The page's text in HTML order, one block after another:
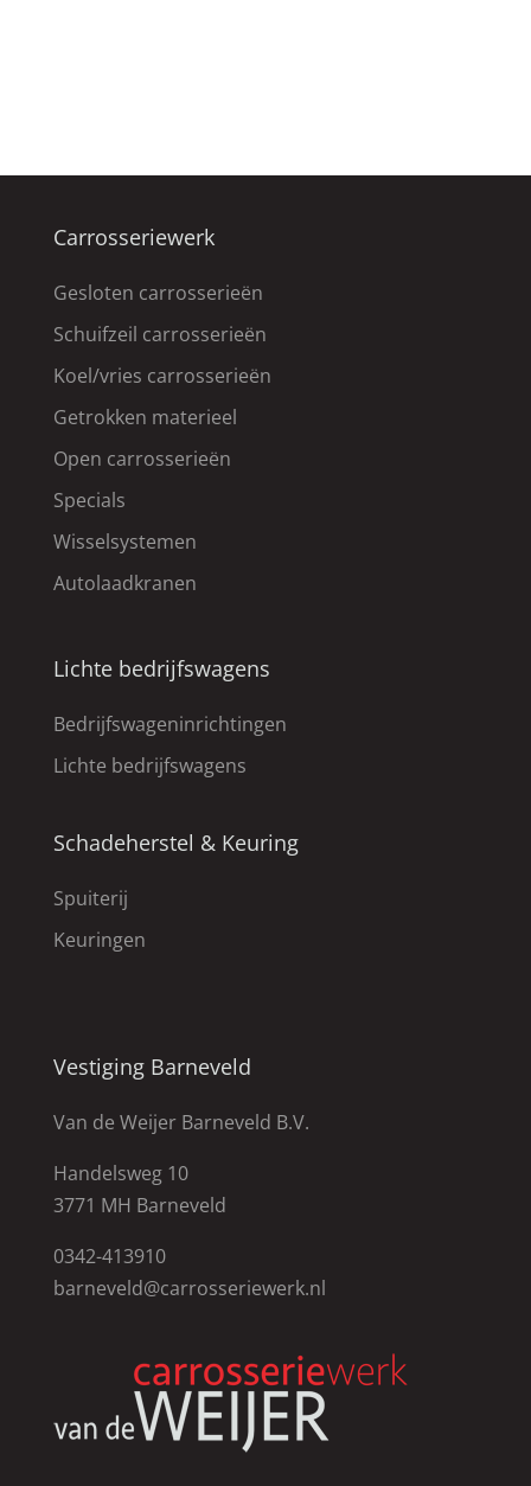
Carrosseriewerk
Gesloten carrosserieën
Schuifzeil carrosserieën
Koel/vries carrosserieën
Getrokken materieel
Open carrosserieën
Specials
Wisselsystemen
Autolaadkranen
Lichte bedrijfswagens
Bedrijfswageninrichtingen
Lichte bedrijfswagens
Schadeherstel & Keuring
Spuiterij
Keuringen
Vestiging Barneveld
Van de Weijer Barneveld B.V.
Handelsweg 10
3771 MH Barneveld
0342-413910
barneveld@carrosseriewerk.nl